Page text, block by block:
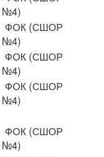
№4)
ФОК (СШОР
№4)
ФОК (СШОР
№4)
ФОК (СШОР
№4)
ФОК (СШОР
№4)